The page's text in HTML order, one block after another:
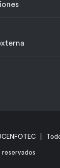
|
reservados